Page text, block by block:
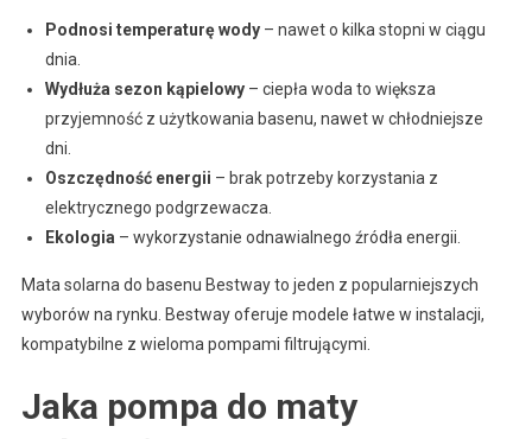
Podnosi temperaturę wody– nawet o kilka stopni w ciągu
dnia.
Wydłuża sezon kąpielowy– ciepła woda to większa
przyjemność z użytkowania basenu, nawet w chłodniejsze
dni.
Oszczędność energii – brak potrzeby korzystania z
elektrycznego podgrzewacza.
Ekologia– wykorzystanie odnawialnego źródła energii.
Mata solarna do basenu Bestway to jeden z popularniejszych
wyborów na rynku. Bestway oferuje modele łatwe w instalacji,
kompatybilne z wieloma pompami filtrującymi.
Jaka pompa do maty